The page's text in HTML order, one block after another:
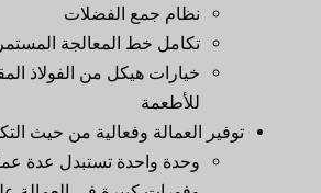
نظام جمع الفضلات
تكامل خط المعالجة المستمر
خيارات هيكل من الفولاذ
للأطعمة
توفير العمالة وفعالية من حيث
وحدة واحدة تستبدل عدة